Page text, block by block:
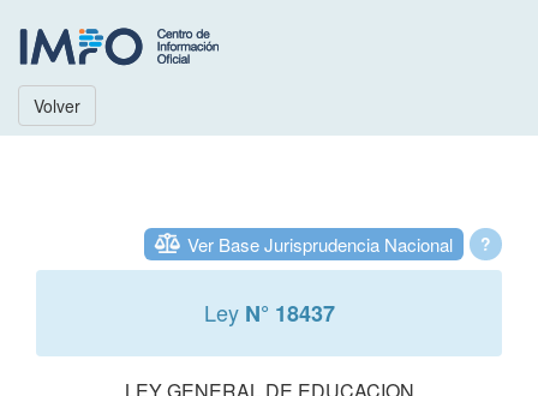
Volver
?
Ver Base Jurisprudencia Nacional
Ley N° 18437